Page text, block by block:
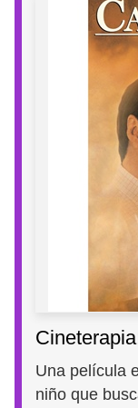
Una película
niño que